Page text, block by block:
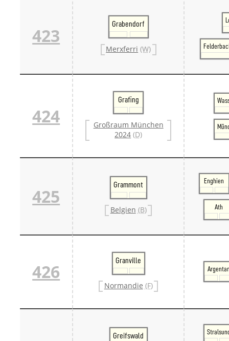
423
Grabendorf
Merxferri (W)
424
Grafing
Großraum München
2024 (D)
425
Grammont
Belgien (B)
Enghien
Ath
426
Granville
Normandie (F)
Greifswald